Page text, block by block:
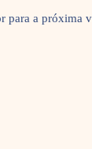
para a próxima